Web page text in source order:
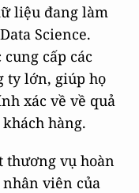
liệu đang làm
Science.
cấp các
ty lớn, giúp họ
xác về về quả
hàng.
thương vụ hoàn
viên của